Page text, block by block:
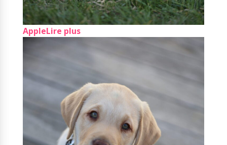
AppleLire plus